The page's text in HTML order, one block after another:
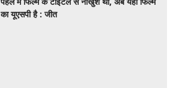
का यूएसपी है : जीत